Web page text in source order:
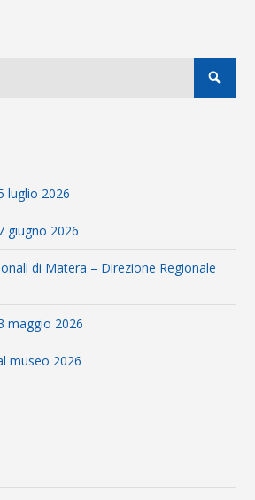
luglio 2026
giugno 2026
di Matera – Direzione Regionale
maggio 2026
museo 2026